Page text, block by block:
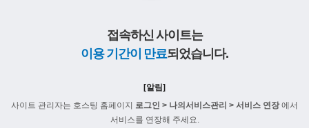
접속하신 사이트는
이용 기간이 만료되었습니다.
[알림]
사이트 관리자는 호스팅 홈페이지 로그인 > 나의서비스관리 > 서비스 연장에서
서비스를 연장해 주세요.